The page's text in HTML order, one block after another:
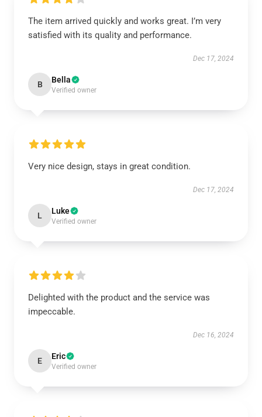
The item arrived quickly and works great. I’m very
satisfied with its quality and performance.
Dec 17, 2024
B Bella
Verified owner
Very nice design, stays in great condition.
Dec 17, 2024
L Luke
Verified owner
Delighted with the product and the service was
impeccable.
Dec 16, 2024
E Eric
Verified owner